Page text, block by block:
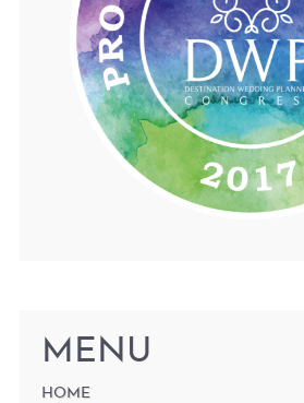
MENU
HOME